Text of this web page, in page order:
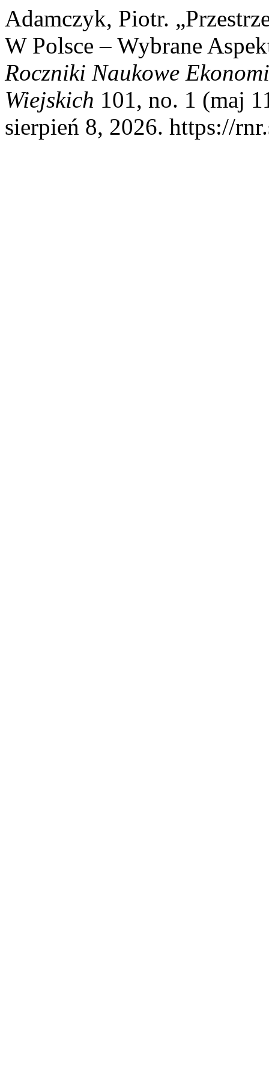
Adamczyk, Piotr.
W Polsce – Wybrane
Roczniki Naukowe
Wiejskich 101, no. 1 (maj
sierpień 8, 2026. https://